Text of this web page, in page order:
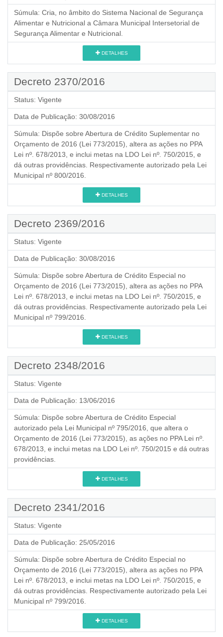
Súmula: Cria, no âmbito do Sistema Nacional de Segurança
Alimentar e Nutricional a Câmara Municipal Intersetorial de
Segurança Alimentar e Nutricional.
DETALHES
Decreto 2370/2016
Status: Vigente
Data de Publicação: 30/08/2016
Súmula: Dispõe sobre Abertura de Crédito Suplementar no
Orçamento de 2016 (Lei 773/2015), altera as ações no PPA
Lei nº. 678/2013, e inclui metas na LDO Lei nº. 750/2015, e
dá outras providências. Respectivamente autorizado pela Lei
Municipal nº 800/2016.
DETALHES
Decreto 2369/2016
Status: Vigente
Data de Publicação: 30/08/2016
Súmula: Dispõe sobre Abertura de Crédito Especial no
Orçamento de 2016 (Lei 773/2015), altera as ações no PPA
Lei nº. 678/2013, e inclui metas na LDO Lei nº. 750/2015, e
dá outras providências. Respectivamente autorizado pela Lei
Municipal nº 799/2016.
DETALHES
Decreto 2348/2016
Status: Vigente
Data de Publicação: 13/06/2016
Súmula: Dispõe sobre Abertura de Crédito Especial
autorizado pela Lei Municipal nº 795/2016, que altera o
Orçamento de 2016 (Lei 773/2015), as ações no PPA Lei nº.
678/2013, e inclui metas na LDO Lei nº. 750/2015 e dá outras
providências.
DETALHES
Decreto 2341/2016
Status: Vigente
Data de Publicação: 25/05/2016
Súmula: Dispõe sobre Abertura de Crédito Especial no
Orçamento de 2016 (Lei 773/2015), altera as ações no PPA
Lei nº. 678/2013, e inclui metas na LDO Lei nº. 750/2015, e
dá outras providências. Respectivamente autorizado pela Lei
Municipal nº 799/2016.
DETALHES